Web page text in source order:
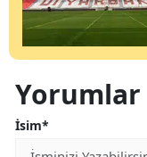
Yorumlar
İsim*